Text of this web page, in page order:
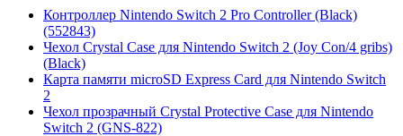
Контроллер Nintendo Switch 2 Pro Controller (Black)
(552843)
Чехол Сrystal Сase для Nintendo Switch 2 (Joy Con/4 gribs)
(Black)
Карта памяти microSD Express Card для Nintendo Switch
2
Чехол прозрачный Crystal Protective Case для Nintendo
Switch 2 (GNS-822)